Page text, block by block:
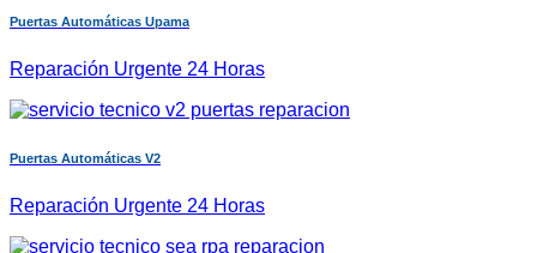
Puertas Automáticas Upama
Reparación Urgente 24 Horas
Puertas Automáticas V2
Reparación Urgente 24 Horas